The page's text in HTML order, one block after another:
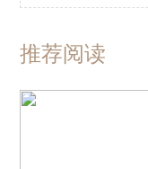
推荐阅读